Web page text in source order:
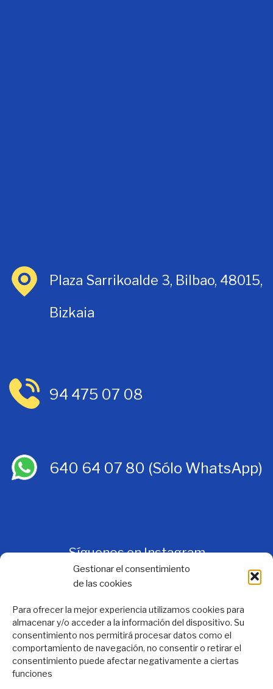
Gestionar el consentimiento
de las cookies
Para ofrecer la mejor experiencia utilizamos cookies para
almacenar y/o acceder a la información del dispositivo. Su
consentimiento nos permitirá procesar datos como el
comportamiento de navegación, no consentir o retirar el
consentimiento puede afectar negativamente a ciertas
funciones
Plaza Sarrikoalde 3, Bilbao, 48015,
Bizkaia
94 475 07 08
640 64 07 80 (Sólo WhatsApp)
Síguenos en Instagram